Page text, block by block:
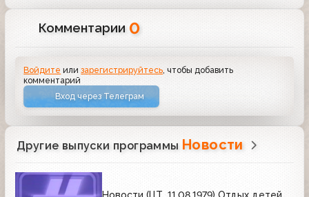
Комментарии 0
Войдите илизарегистрируйтесь , чтобы добавить
комментарий
Вход через Телеграм
Другие выпуски программы Новости